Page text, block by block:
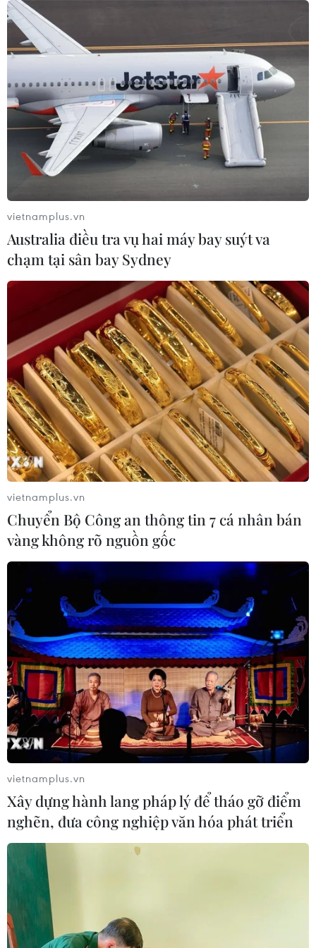
ca mắc mới trong ngày với 3.029 ca, cả nước ghi nhận
171 ca tử vong.
Ngày 14/1: Hà Nội thêm 2.993 ca mắc
COVID-19, có 13 ca tử vong
14/01/2022 11:07
Một số quận, huyện ghi nhận nhiều bệnh nhân trong
ngày như: Gia Lâm (197); Bắc Từ Liêm (194); Long Biên
(189); Đống Đa (184); Hoàng Mai (180)...
vietnamplus.vn
Australia điều tra vụ hai máy bay suýt va
chạm tại sân bay Sydney
vietnamplus.vn
Chuyển Bộ Công an thông tin 7 cá nhân bán
vàng không rõ nguồn gốc
vietnamplus.vn
Xây dựng hành lang pháp lý để tháo gỡ điểm
nghẽn, đưa công nghiệp văn hóa phát triển